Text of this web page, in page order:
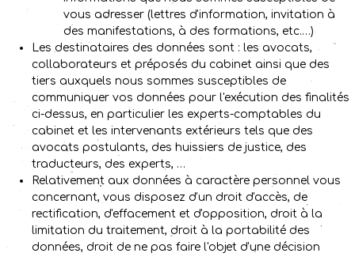
vous adresser (lettres d'information, invitation à
des manifestations, à des formations, etc.…)
Les destinataires des données sont : les avocats,
collaborateurs et préposés du cabinet ainsi que des
tiers auxquels nous sommes susceptibles de
communiquer vos données pour l'exécution des finalités
ci-dessus, en particulier les experts-comptables du
cabinet et les intervenants extérieurs tels que des
avocats postulants, des huissiers de justice, des
traducteurs, des experts, …
Relativement aux données à caractère personnel vous
concernant, vous disposez d'un droit d'accès, de
rectification, d'effacement et d'opposition, droit à la
limitation du traitement, droit à la portabilité des
données, droit de ne pas faire l'objet d'une décision